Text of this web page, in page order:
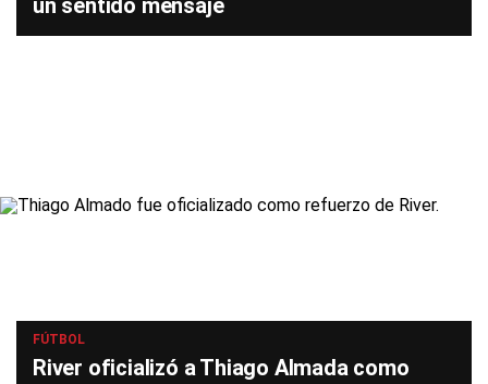
un sentido mensaje
FÚTBOL
River oficializó a Thiago Almada como